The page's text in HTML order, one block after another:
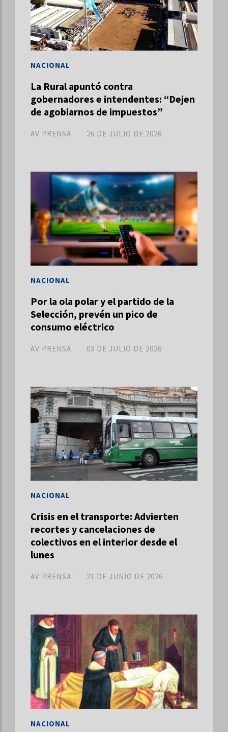
La Rural apuntó contra
gobernadores e intendentes: “Dejen
de agobiarnos de impuestos”
AV PRENSA
NACIONAL
26 DE JULIO DE 2026
Por la ola polar y el partido de la
Selección, prevén un pico de
consumo eléctrico
AV PRENSA
NACIONAL
03 DE JULIO DE 2026
Crisis en el transporte: Advierten
recortes y cancelaciones de
colectivos en el interior desde el
lunes
AV PRENSA
NACIONAL
21 DE JUNIO DE 2026
NACIONAL